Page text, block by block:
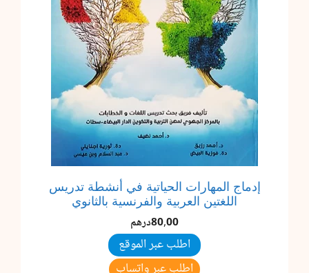
إدماج المهارات الحياتية في أنشطة تدريس
اللغتين العربية والفرنسية بالثانوي
80,00درهم
اطلب عبر الموقع
اطلب عبر واتساب